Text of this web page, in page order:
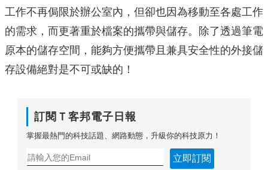
工作不再侷限於辦公室內，但卻也因為移動至各處工作
的需求，而更著重於檔案的攜帶與儲存。除了透過筆電
原本的儲存空間，能夠方便攜帶且兼具安全性的外接儲
存設備絕對是不可或缺的！
訂閱Ｔ客邦電子日報
掌握最熱門的科技話題、網路動態，升級你的科技原力！
立即訂閱